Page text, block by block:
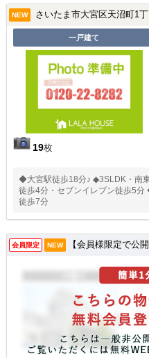
NEW さいたま市大宮区天沼町1
一戸建て
19枚
◆大宮駅徒歩18分♪ ◆3SLDK・南
徒歩4分・セブンイレブン徒歩5
徒歩7分
会員限定 NEW 【会員様限定で公開